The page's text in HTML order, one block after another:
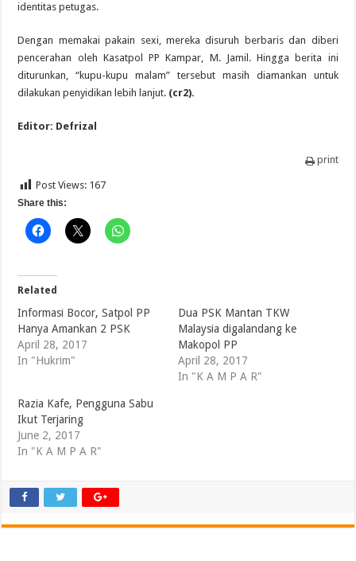
identitas petugas.
Dengan memakai pakain sexi, mereka disuruh berbaris dan diberi
pencerahan oleh Kasatpol PP Kampar, M. Jamil. Hingga berita ini
diturunkan, “kupu-kupu malam” tersebut masih diamankan untuk
dilakukan penyidikan lebih lanjut. (cr2).
Editor: Defrizal
print
Post Views: 167
Share this:
Related
Informasi Bocor, Satpol PP
Hanya Amankan 2 PSK
April 28, 2017
In "Hukrim"
Dua PSK Mantan TKW
Malaysia digalandang ke
Makopol PP
April 28, 2017
In "K A M P A R"
Razia Kafe, Pengguna Sabu
Ikut Terjaring
June 2, 2017
In "K A M P A R"